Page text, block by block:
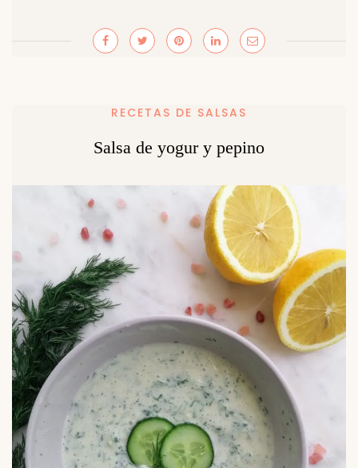
RECETAS DE SALSAS
Salsa de yogur y pepino